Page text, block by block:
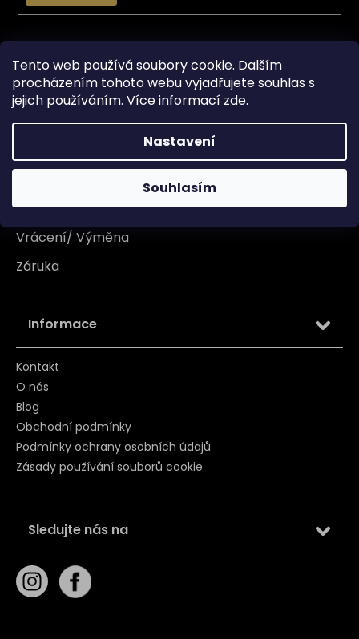
Tento web používá soubory cookie. Dalším
procházením tohoto webu vyjadřujete souhlas s
jejich používáním. Více informací zde.
Nastavení
Souhlasím
Doprava
Garance originality
Tabulka velikosti
Vrácení/ Výměna
Záruka
Informace
Kontakt
O nás
Blog
Obchodní podmínky
Podmínky ochrany osobních údajů
Zásady používání souborů cookie
Sledujte nás na